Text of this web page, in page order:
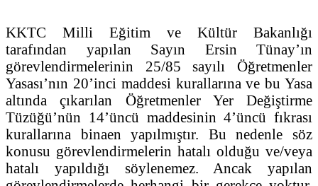
KKTC Milli Eğitim ve Kültür Bakanlığı
tarafından yapılan Sayın Ersin Tünay’ın
görevlendirmelerinin 25/85 sayılı Öğretmenler
Yasası’nın 20’inci maddesi kurallarına ve bu Yasa
altında çıkarılan Öğretmenler Yer Değiştirme
Tüzüğü’nün 14’üncü maddesinin 4’üncü fıkrası
kurallarına binaen yapılmıştır. Bu nedenle söz
konusu görevlendirmelerin hatalı olduğu ve/veya
hatalı yapıldığı söylenemez. Ancak yapılan